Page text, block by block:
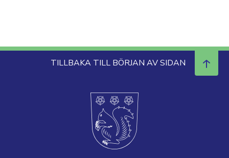
TILLBAKA TILL BÖRJAN AV SIDAN